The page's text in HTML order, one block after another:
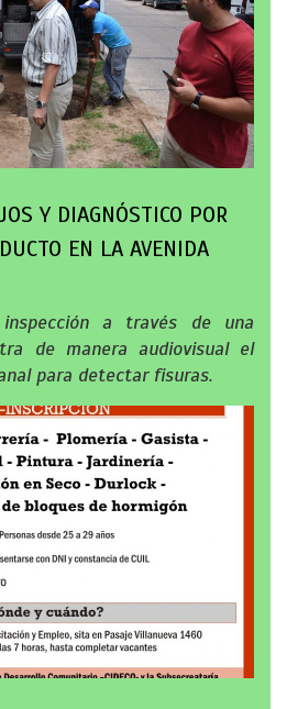
Y DIAGNÓSTICO POR
EN LA AVENIDA
a través de una
de manera audiovisual el
para detectar fisuras.